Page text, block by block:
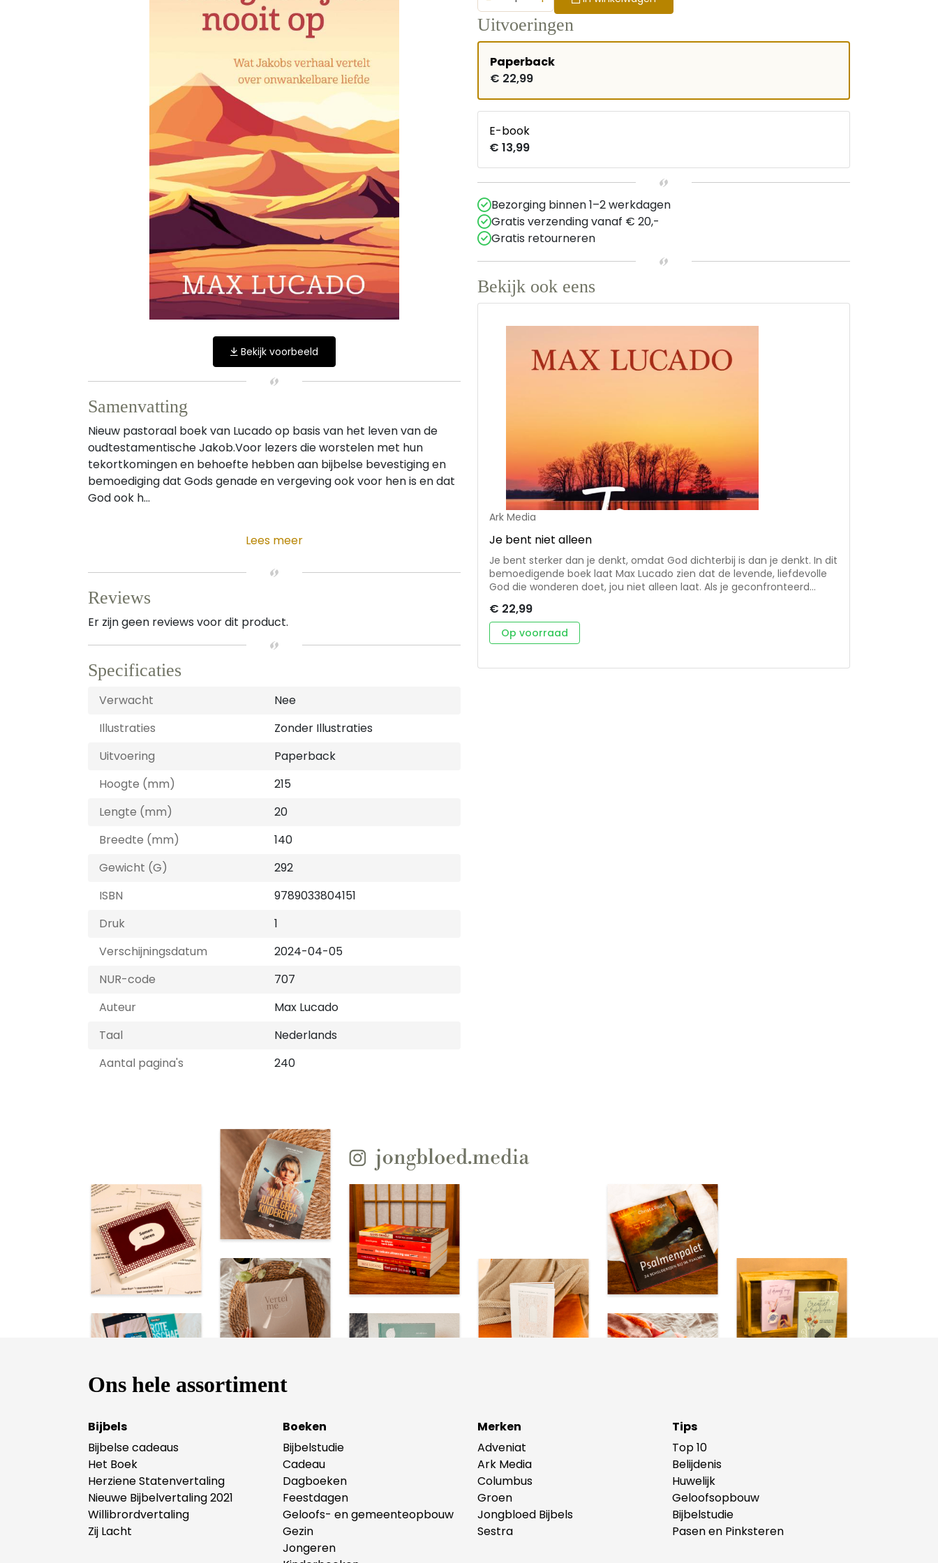
Bekijk voorbeeld
Samenvatting
Nieuw pastoraal boek van Lucado op basis van het leven van de
oudtestamentische Jakob.Voor lezers die worstelen met hun
tekortkomingen en behoefte hebben aan bijbelse bevestiging en
bemoediging dat Gods genade en vergeving ook voor hen is en dat
God ook h...
Lees meer
Reviews
Er zijn geen reviews voor dit product.
Specificaties
Verwacht
Nee
Illustraties
Zonder Illustraties
Uitvoering
Paperback
Hoogte (mm)
215
Lengte (mm)
20
Breedte (mm)
140
Gewicht (G)
292
ISBN
9789033804151
Druk
1
Verschijningsdatum
2024-04-05
NUR-code
707
Auteur
Max Lucado
Taal
Nederlands
Aantal pagina's
240
Uitvoeringen
Paperback
€ 22,99
E-book
€ 13,99
Bezorging binnen 1–2 werkdagen
Gratis verzending vanaf € 20,-
Gratis retourneren
Bekijk ook eens
Ark Media
Je bent niet alleen
Je bent sterker dan je denkt, omdat God dichterbij is dan je denkt. In dit
bemoedigende boek laat Max Lucado zien dat de levende, liefdevolle
God die wonderen doet, jou niet alleen laat. Als je geconfronteerd
moment om je troost en kracht te geven. God is nabij, ook in tijden van
moeite en eenzaamheid. Centraal in Je bent niet alleen staan de
wonderen die in het evangelie van Johannes worden beschreven. De
er en Ik zorg voor je.'
€ 22,99
Op voorraad
Ons hele assortiment
Bijbels
Bijbelse cadeaus
Het Boek
Herziene Statenvertaling
Nieuwe Bijbelvertaling 2021
Willibrordvertaling
Zij Lacht
Boeken
Bijbelstudie
Cadeau
Dagboeken
Feestdagen
Geloofs- en gemeenteopbouw
Gezin
Jongeren
Merken
Adveniat
Ark Media
Columbus
Groen
Jongbloed Bijbels
Sestra
Tips
Top 10
Belijdenis
Huwelijk
Geloofsopbouw
Bijbelstudie
Pasen en Pinksteren